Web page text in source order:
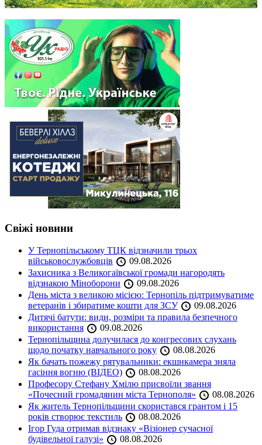
Свіжі новини
У Тернопільському ТЦК відзначили трьох
військовослужбовців
09.08.2026
Захисника з Великогаївської громади нагородять
відзнакою Міноборони
09.08.2026
День міста з великою місією: Тернопіль підтримуватиме
ветеранів і збиратиме кошти для ЗСУ
09.08.2026
Дитячі батути: види, розміри та правила безпечного
використання
09.08.2026
Тернопільщина долучилася до конгресових слухань
щодо початку навчального року
08.08.2026
Як бачать пожежу рятувальники: екшнкамера зняла
гасіння вогню (ВІДЕО)
08.08.2026
Професору Стефану Хмілю присвоїли звання
«Почесний громадянин міста Тернополя»
08.08.2026
Як житель Тернопільщини скористався грантом і 15
років створює текстиль
08.08.2026
Ігор Гуда отримав відзнаку «Візіонер сучасної
будівельної галузі»
08.08.2026